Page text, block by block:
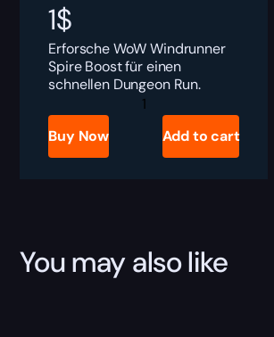
1$
Erforsche WoW Windrunner
Spire Boost für einen
schnellen Dungeon Run.
Windrunner
Spire
quantity
Buy Now Add to cart
You may also like